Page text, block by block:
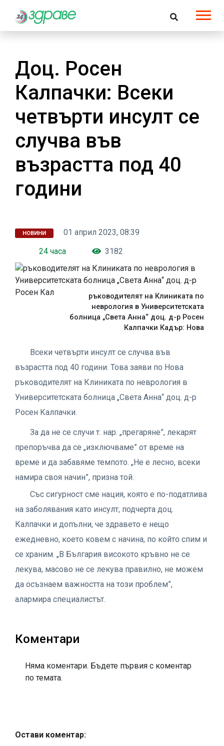
Доц. Росен
Калпачки: Всеки
четвърти инсулт се
случва във
възрастта под 40
години
НОВИНИ
01 април 2023, 08:39
24 часа
3182
ръководителят на Клиниката по
неврология в Университетската
болница „Света Анна“ доц. д-р Росен
Калпачки Кадър: Нова
Всеки четвърти инсулт се случва във
възрастта под 40 години. Това заяви по Нова
ръководителят на Клиниката по неврология в
Университетската болница „Света Анна“ доц. д-р
Росен Калпачки.
За да не се случи т. нар. „прегаряне”, лекарят
препоръчва да се „изключваме” от време на
време и да забавяме темпото. „Не е лесно, всеки
намира своя начин”, призна той.
Със сигурност сме нация, която е по-податлива
на заболявания като инсулт, подчерта доц.
Калпачки и допълни, че здравето е нещо
ежедневно, което ковем с начина, по който спим и
се храним. „В България високото кръвно не се
лекува, масово не се лекува правилно, не можем
да осъзнаем важността на този проблем”,
алармира специалистът.
Коментари
Няма коментари. Бъдете първия с коментар
по темата.
Остави коментар: